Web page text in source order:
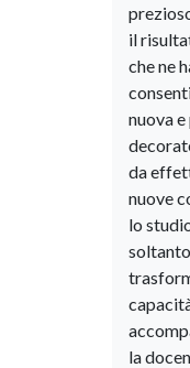
il
che ne
nuova
da
nuove
lo
la